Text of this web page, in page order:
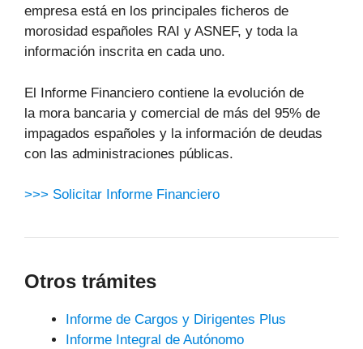
empresa está en los principales ficheros de
morosidad españoles RAI y ASNEF, y toda la
información inscrita en cada uno.
El Informe Financiero contiene la evolución de
la mora bancaria y comercial de más del 95% de
impagados españoles y la información de deudas
con las administraciones públicas.
>>> Solicitar Informe Financiero
Otros trámites
Informe de Cargos y Dirigentes Plus
Informe Integral de Autónomo